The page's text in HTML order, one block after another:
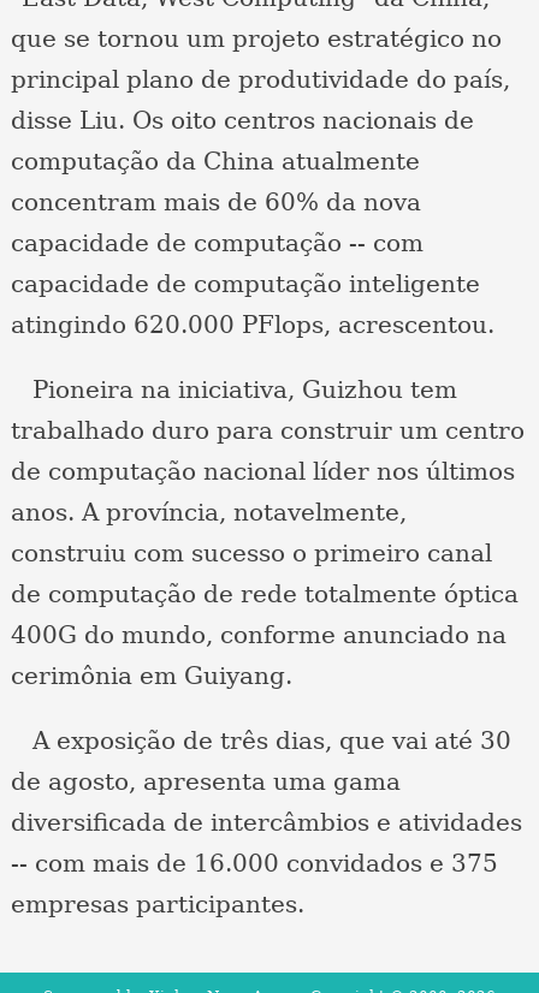
que se tornou um projeto estratégico no
principal plano de produtividade do país,
disse Liu. Os oito centros nacionais de
computação da China atualmente
concentram mais de 60% da nova
capacidade de computação -- com
capacidade de computação inteligente
atingindo 620.000 PFlops, acrescentou.
Pioneira na iniciativa, Guizhou tem
trabalhado duro para construir um centro
de computação nacional líder nos últimos
anos. A província, notavelmente,
construiu com sucesso o primeiro canal
de computação de rede totalmente óptica
400G do mundo, conforme anunciado na
cerimônia em Guiyang.
A exposição de três dias, que vai até 30
de agosto, apresenta uma gama
diversificada de intercâmbios e atividades
-- com mais de 16.000 convidados e 375
empresas participantes.